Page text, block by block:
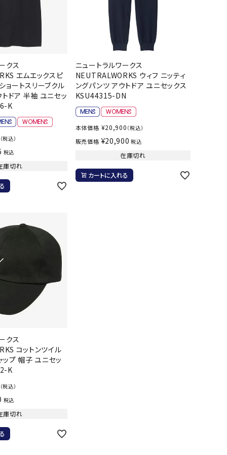
クス
エムエックスピ
ョートスリーブクル
ドア 半袖 ユニセッ
K
（税込）
税込
庫切れ
ニュートラルワークス
NEUTRALWORKS ウィフ ニッティ
ングパンツ アウトドア ユニセックス
KSU44315-DN
本体価格 ¥20,900 （税込）
販売価格 ¥20,900 税込
在庫切れ
カートに入れる
クス
コットンツイル
ップ 帽子 ユニセッ
K
（税込）
税込
庫切れ